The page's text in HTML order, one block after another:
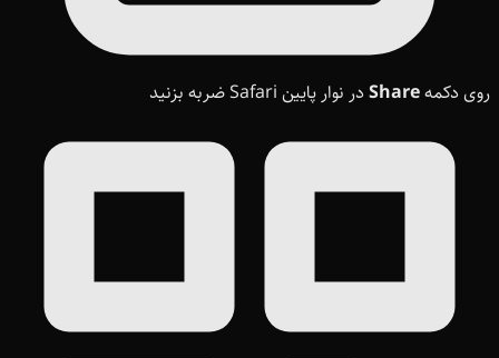
روی دکمهShare در نوار پایین Safari ضربه بزنید